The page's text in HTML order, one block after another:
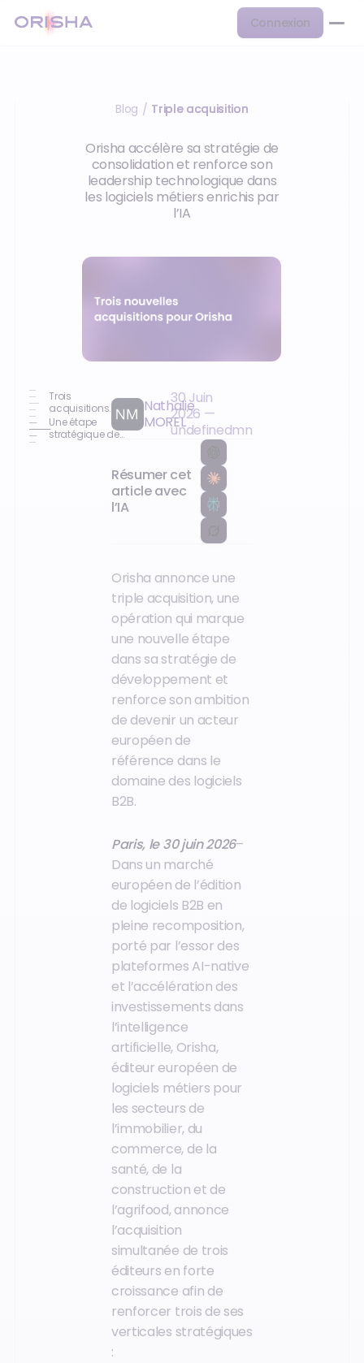
Connexion
Blog / Triple acquisition
Orisha accélère sa stratégie de
consolidation et renforce son
leadership technologique dans
les logiciels métiers enrichis par
l’IA
Trois
acquisitions
structurantes
pour accélérer
Une étape
stratégique de
Nathalie
MOREL
30 Juin
2026 —
undefinedmn
Résumer cet
article avec
l’IA
Orisha annonce une
triple acquisition, une
opération qui marque
une nouvelle étape
dans sa stratégie de
développement et
renforce son ambition
de devenir un acteur
européen de
référence dans le
domaine des logiciels
B2B.
Paris, le 30 juin 2026–
Dans un marché
européen de l’édition
de logiciels B2B en
pleine recomposition,
porté par l’essor des
plateformes AI-native
et l’accélération des
investissements dans
l’intelligence
artificielle, Orisha,
éditeur européen de
logiciels métiers pour
les secteurs de
l’immobilier, du
commerce, de la
santé, de la
construction et de
l’agrifood, annonce
l’acquisition
simultanée de trois
éditeurs en forte
croissance afin de
renforcer trois de ses
verticales stratégiques
: